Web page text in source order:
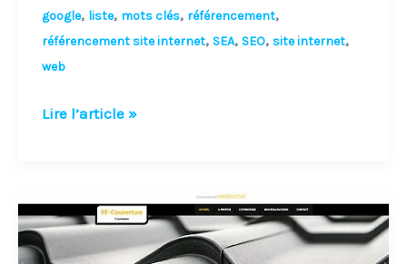
google, liste, mots clés, référencement,
référencement site internet, SEA, SEO, site internet,
web
Lire l’article »
Le
référencement
et